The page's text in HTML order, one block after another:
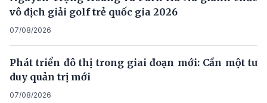
vô địch giải golf trẻ quốc gia 2026
07/08/2026
Phát triển đô thị trong giai đoạn mới: Cần một tư
duy quản trị mới
07/08/2026